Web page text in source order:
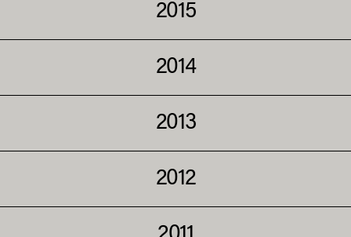
2015
2014
2013
2012